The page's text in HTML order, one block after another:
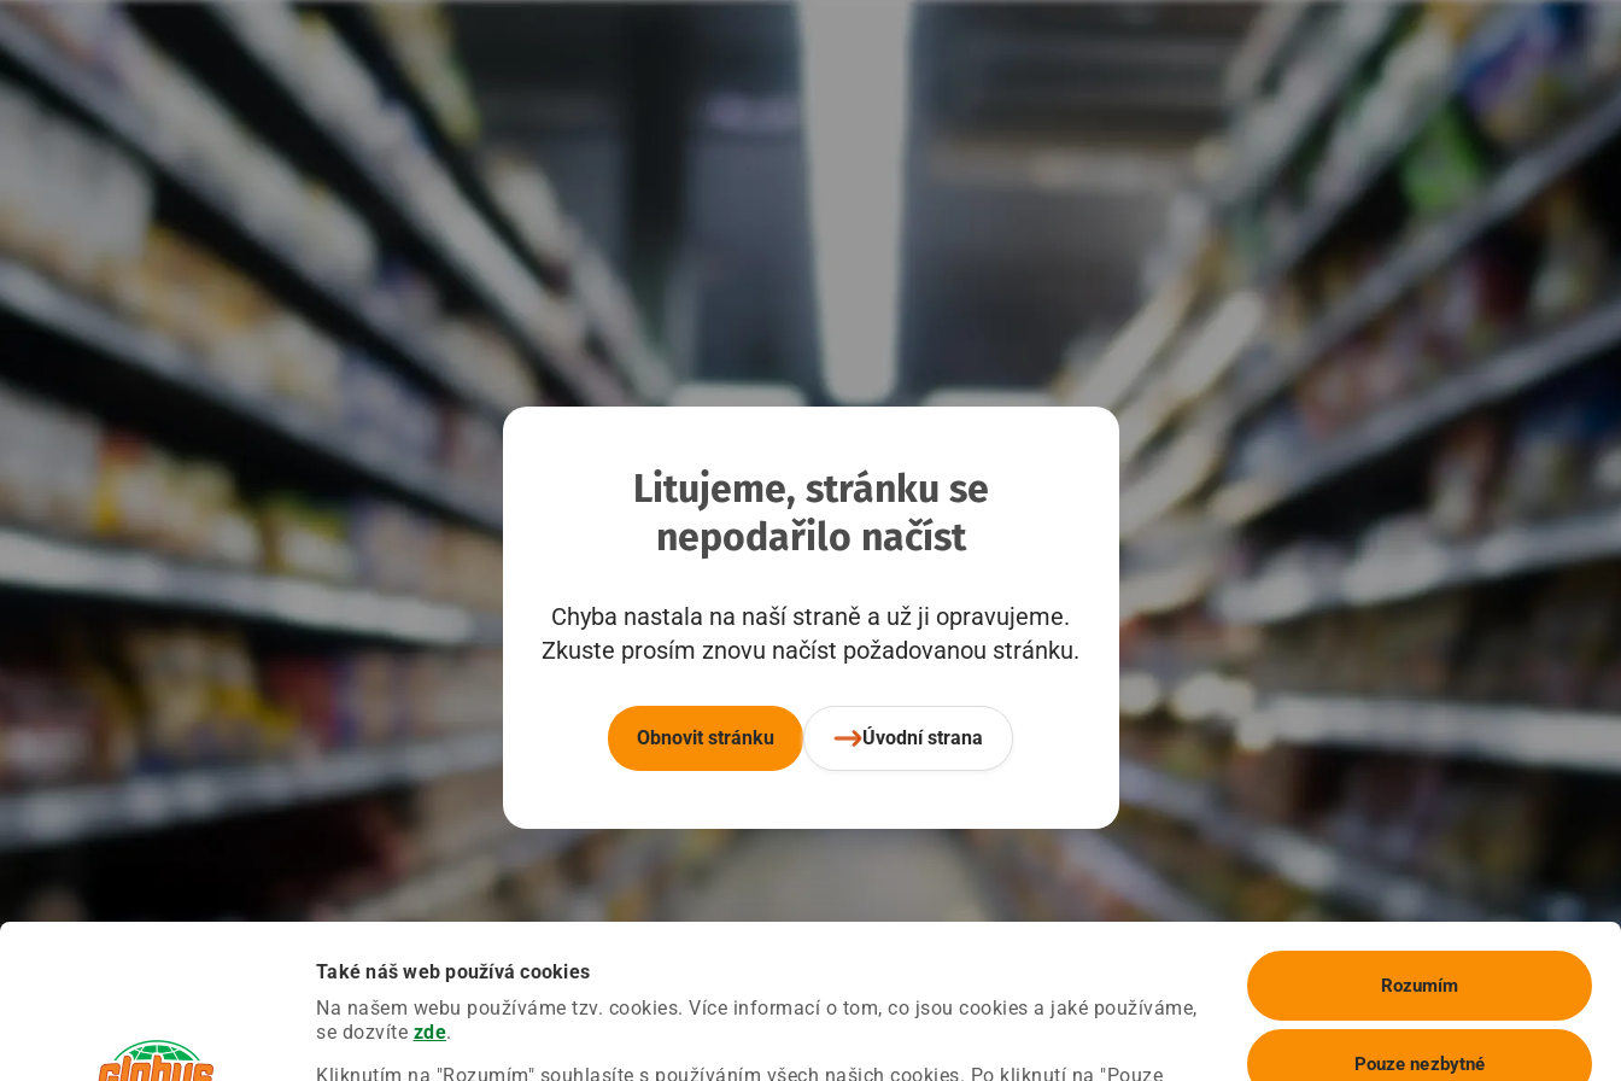
Také náš web používá cookies
Na našem webu používáme tzv. cookies. Více informací o tom, co jsou cookies a jaké používáme,
se dozvíte zde.
Kliknutím na "Rozumím" souhlasíte s používáním všech našich cookies. Po kliknutí na "Pouze
Rozumím
Pouze nezbytné
Litujeme, stránku se
nepodařilo načíst
Chyba nastala na naší straně a už ji opravujeme.
Zkuste prosím znovu načíst požadovanou stránku.
Obnovit stránku Úvodní strana